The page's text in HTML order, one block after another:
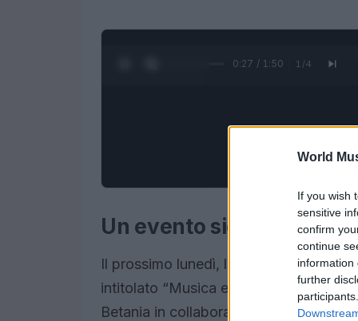
World
If you wish
sensitive
confirm
continue
information
further
0:28 / 1:50 1 /4
Un evento significativo
Il prossimo lunedì, la comunità di
intitolato “Musica e dialoghi per la
Betania in collaborazione con il